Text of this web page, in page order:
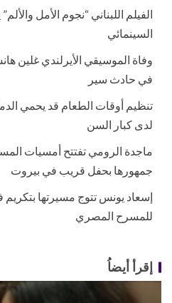
الفيلم اللبناني “نجوم الأمل
السينمائي
وفاة الموسيقي الأيرلندي غلين
في حادث سير
تنظيم أوقات الطعام قد يحمي
لدى كبار السن
ماجدة الرومي تفتتح أمسيات
جمهورها بحفل قريب في بيروت
إسعاد يونس تتوج مسيرتها بتكريم
للمسرح المصري
إقرأ أيضاُ